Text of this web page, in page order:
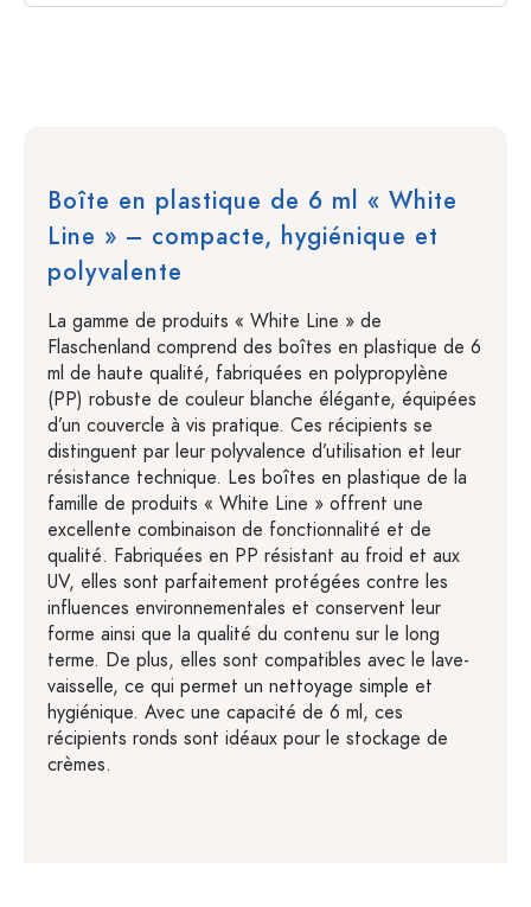
Boîte en plastique de 6 ml « White
Line » – compacte, hygiénique et
polyvalente
La gamme de produits « White Line » de
Flaschenland comprend des boîtes en plastique de 6
ml de haute qualité, fabriquées en polypropylène
(PP) robuste de couleur blanche élégante, équipées
d’un couvercle à vis pratique. Ces récipients se
distinguent par leur polyvalence d’utilisation et leur
résistance technique. Les boîtes en plastique de la
famille de produits « White Line » offrent une
excellente combinaison de fonctionnalité et de
qualité. Fabriquées en PP résistant au froid et aux
UV, elles sont parfaitement protégées contre les
influences environnementales et conservent leur
forme ainsi que la qualité du contenu sur le long
terme. De plus, elles sont compatibles avec le lave-
vaisselle, ce qui permet un nettoyage simple et
hygiénique. Avec une capacité de 6 ml, ces
récipients ronds sont idéaux pour le stockage de
crèmes.